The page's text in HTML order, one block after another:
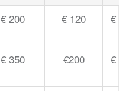
€ 200 € 120 €
€ 350 €200 €